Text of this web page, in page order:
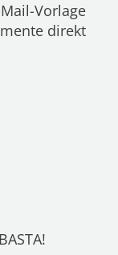
Vorlage
direkt